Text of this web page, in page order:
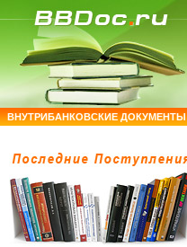
ВНУТРИБАНКОВСКИЕ ДОКУМЕНТЫ